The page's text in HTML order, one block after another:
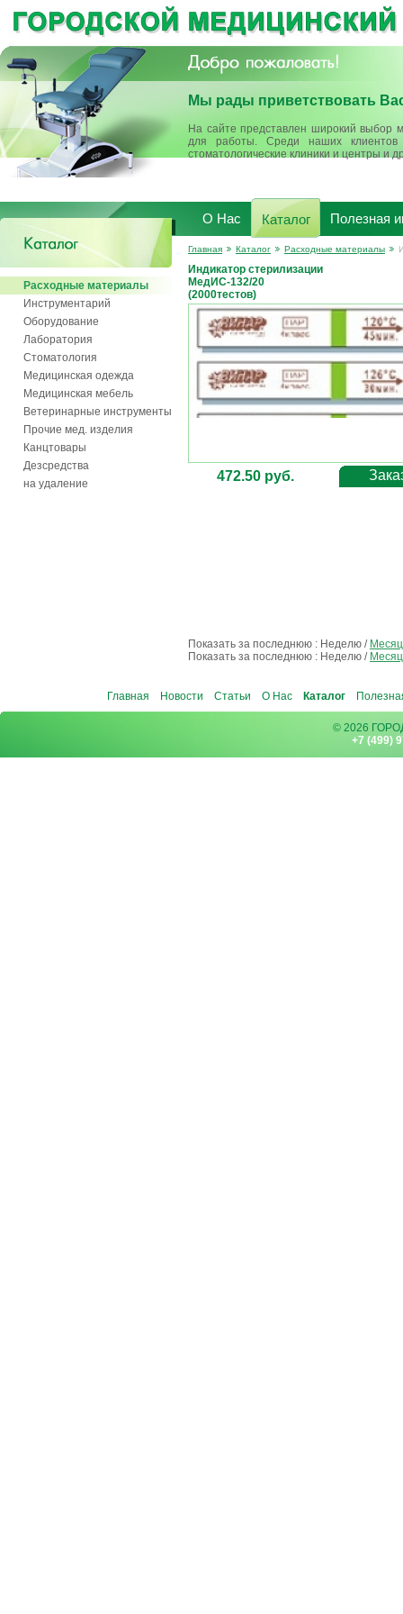
Мы рады приветствовать
На сайте представлен широкий выбор
для работы. Среди наших клиентов
стоматологические клиники и центры и
О Нас Каталог Полезная
Расходные материалы
Инструментарий
Оборудование
Лаборатория
Стоматология
Медицинская одежда
Медицинская мебель
Ветеринарные инструменты
Прочие мед. изделия
Канцтовары
Дезсредства
на удаление
Главная Каталог Расходные материалы
Индикатор стерилизации
МедИС-132/20
(2000тестов)
472.50 руб.
Показать за последнюю : Неделю / Месяц
Показать за последнюю : Неделю / Месяц
Главная Новости Статьи О Нас Каталог
© 2026
+7 (499)